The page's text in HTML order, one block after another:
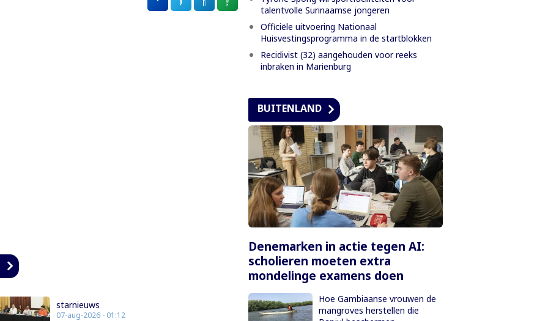
starnieuws
07-aug-2026 - 01:12
talentvolle Surinaamse jongeren
Officiële uitvoering Nationaal
Huisvestingsprogramma in de startblokken
Recidivist (32) aangehouden voor reeks
inbraken in Marienburg
BUITENLAND
Denemarken in actie tegen AI:
scholieren moeten extra
mondelinge examens doen
Hoe Gambiaanse vrouwen de
mangroves herstellen die